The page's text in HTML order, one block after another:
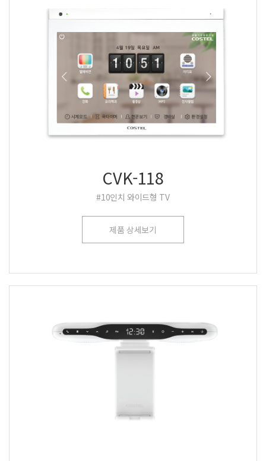
CVK-118
#10인치 와이드형 TV
제품 상세보기